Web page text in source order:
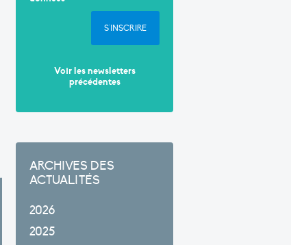
S'INSCRIRE
Voir les newsletters
précédentes
ARCHIVES DES
ACTUALITÉS
2026
2025